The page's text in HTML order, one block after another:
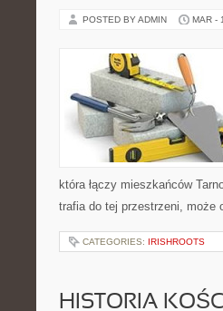
POSTED BY ADMIN MAR -
która łączy mieszkańców
trafia do tej przestrzeni,
CATEGORIES: IRISHROOTS
HISTORIA